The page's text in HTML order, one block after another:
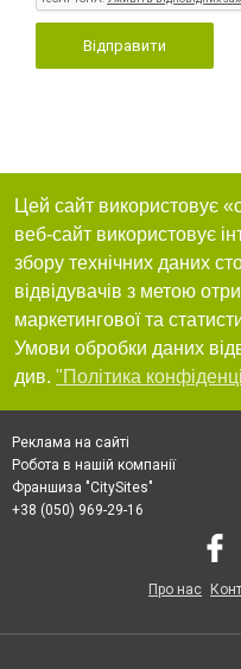
Відправити
Цей сайт використовує
веб-сайт використовує
збору технічних даних
відвідувачів з метою
маркетингової та
Умови обробки даних
див. "Політика
Реклама на сайті
Робота в нашій компанії
Франшиза "CitySites"
+38 (050) 969-29-16
Про нас